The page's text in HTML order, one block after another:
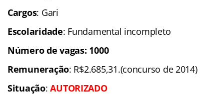
Cargos: Gari
Escolaridade: Fundamental incompleto
Número de vagas: 1000
Remuneração: R$2.685,31.(concurso de 2014)
Situação:AUTORIZADO